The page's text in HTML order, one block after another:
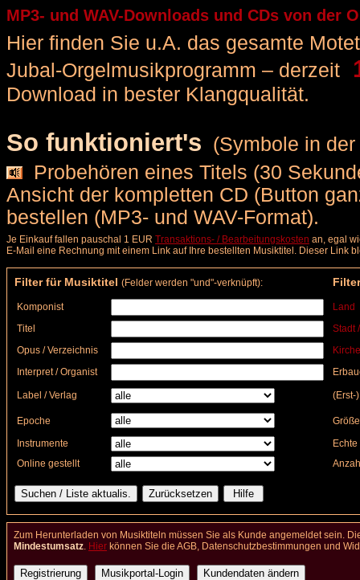
MP3- und WAV-Downloads und CDs von der
Hier finden Sie u.A. das gesamte
Jubal-Orgelmusikprogramm – derzeit
Download in bester Klangqualität.
So funktioniert's (Symbole in
Probehören eines Titels (30
Ansicht der kompletten CD (Button
bestellen (MP3- und WAV-Format).
Je Einkauf fallen pauschal 1 EUR Transaktions- / Bearbeitungskosten an, egal
E-Mail eine Rechnung mit einem Link auf Ihre bestellten Musiktitel. Dieser
Filter für Musiktitel (Felder werden "und"-verknüpft):
Komponist
Land
Titel
Stadt
Opus / Verzeichnis
Interpret / Organist
Label / Verlag (Erst-
Epoche
Instrumente
Online gestellt
Zum Herunterladen von Musiktiteln müssen Sie als Kunde angemeldet sein.
Mindestumsatz. Hier können Sie die AGB, Datenschutzbestimmungen und